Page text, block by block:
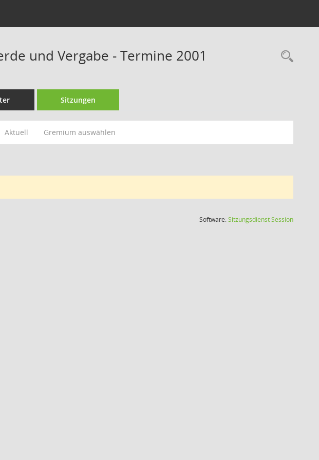
und Vergabe - Termine 2001
Sitzungen
Aktuell Gremium auswählen
Software:SitzungsdienstSession(Wird in